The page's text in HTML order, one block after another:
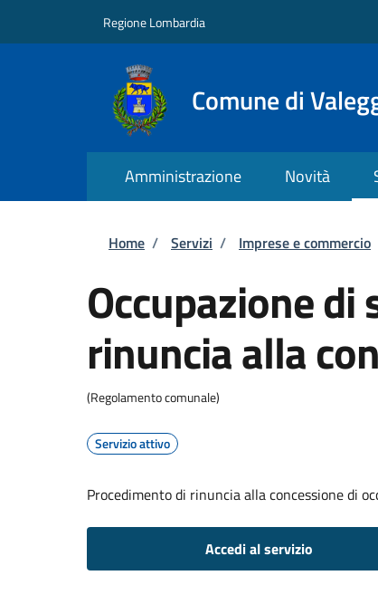
Regione Lombardia
Comune di
Amministrazione Novità
Briciole di pane
Home / Servizi / Imprese e commercio
Occupazione
rinuncia alla
(Regolamento comunale)
Servizio attivo
Procedimento di rinuncia alla concessione di
Accedi al servizio